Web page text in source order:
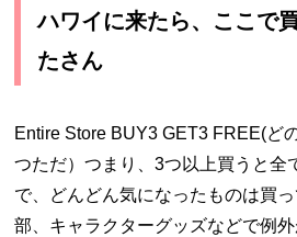
ハワイに来たら、ここで
たさん
Entire Store BUY3 GET3 FREE(ど
つただ）つまり、3つ以上買うと全
で、どんどん気になったものは買
部、キャラクターグッズなどで例